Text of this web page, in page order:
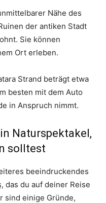
Nähe des
der antiken Stadt
Sie können
Ort erleben.
Strand beträgt etwa
besten mit dem Auto
in Anspruch nimmt.
Naturspektakel,
solltest
beeindruckendes
das du auf deiner Reise
sind einige Gründe,